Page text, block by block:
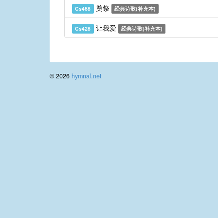
Cs468 奠祭 经典诗歌(补充本)
Cs428 让我爱 经典诗歌(补充本)
© 2026 hymnal.net